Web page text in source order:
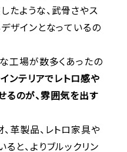
たような、武骨さやス
ザインとなっているの
工場が数多くあったの
ンテリアでレトロ感や
るのが、雰囲気を出す
革製品、レトロ家具や
と、よりブルックリン